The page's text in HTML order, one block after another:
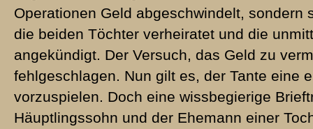
Operationen Geld abgeschwindelt, sondern
die beiden Töchter verheiratet und die
angekündigt. Der Versuch, das Geld zu
fehlgeschlagen. Nun gilt es, der Tante eine
vorzuspielen. Doch eine wissbegierige
Häuptlingssohn und der Ehemann einer